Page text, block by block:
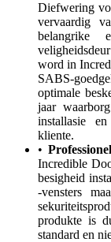
Diefwering
vervaardig
belangrike
word in
SABS-
optimale
jaar
installasie
kliente.
•
Incredible
besigheid
-vensters
produkte is
standard en